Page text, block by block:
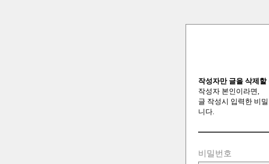
작성자만 글을 삭제할
작성자 본인이라면,
글 작성시 입력한 비
니다.
비밀번호